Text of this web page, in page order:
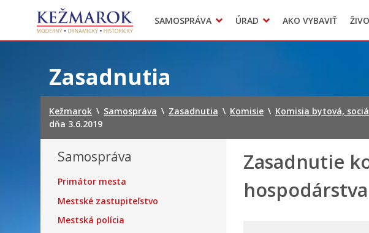
SAMOSPRÁVA
Mestská polícia
ÚRAD
Sekcie úradu
AKO VYBAVIŤ
Zasadnutia
Kežmarok \ Samospráva \ Zasadnutia \ Komisie \ Komisia bytová,
dňa 3.6.2019
Samospráva
Primátor mesta
Mestské zastupiteľstvo
Mestská polícia
Zasadnutie